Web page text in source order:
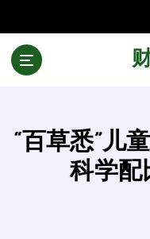
“百草悉”儿
科学配